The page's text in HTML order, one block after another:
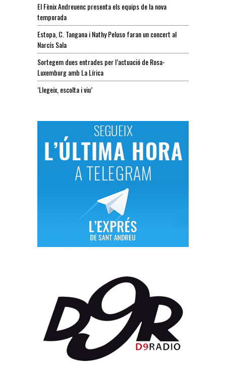
El Fènix Andreuenc presenta els equips de la nova
temporada
Estopa, C. Tangana i Nathy Peluso faran un concert al
Narcís Sala
Sortegem dues entrades per l’actuació de Rosa-
Luxemburg amb La Lírica
‘Llegeix, escolta i viu’